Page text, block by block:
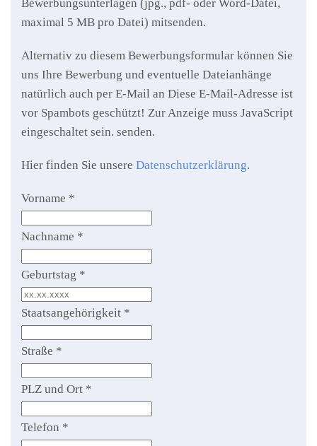
Bewerbungsunterlagen (jpg., pdf- oder Word-Datei,
maximal 5 MB pro Datei) mitsenden.
Alternativ zu diesem Bewerbungsformular können Sie
uns Ihre Bewerbung und eventuelle Dateianhänge
natürlich auch per E-Mail an Diese E-Mail-Adresse ist
vor Spambots geschützt! Zur Anzeige muss JavaScript
eingeschaltet sein. senden.
Hier finden Sie unsere Datenschutzerklärung.
Vorname *
Nachname *
Geburtstag *
Staatsangehörigkeit *
Straße *
PLZ und Ort *
Telefon *